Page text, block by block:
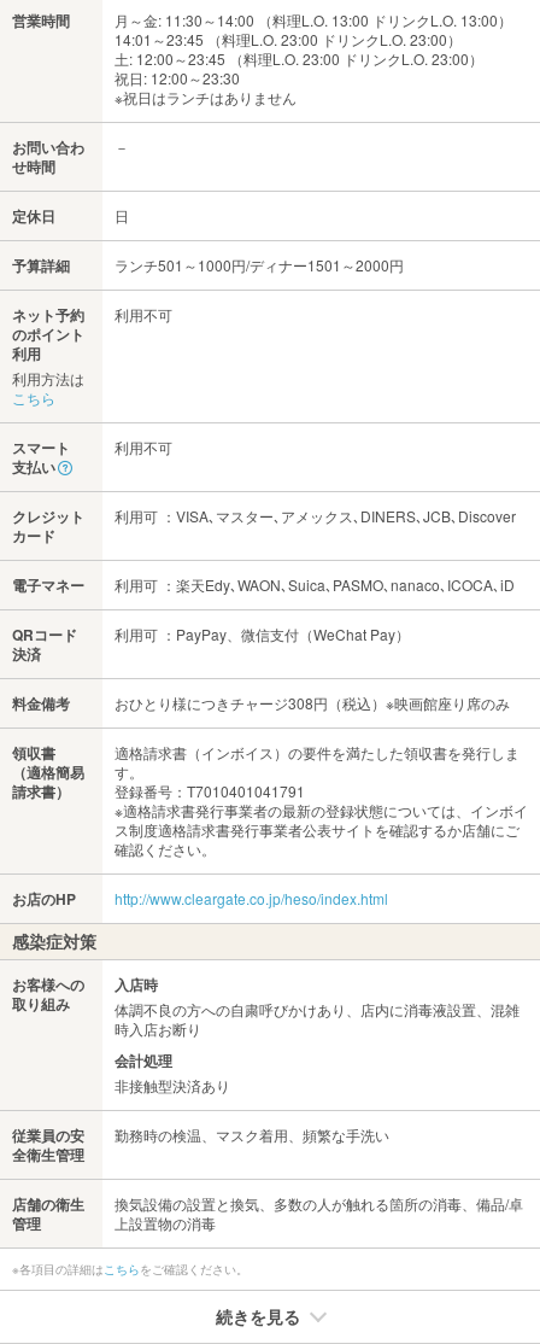
営業時間
月～金: 11:30～14:00 （料理L.O. 13:00 ドリンクL.O. 13:00）
14:01～23:45 （料理L.O. 23:00 ドリンクL.O. 23:00）
土: 12:00～23:45 （料理L.O. 23:00 ドリンクL.O. 23:00）
祝日: 12:00～23:30
※祝日はランチはありません
お問い合わ
せ時間
－
定休日 日
予算詳細 ランチ501～1000円/ディナー1501～2000円
ネット予約
のポイント
利用
利用方法は
こちら
利用不可
スマート
支払い
利用不可
クレジット
カード
利用可 ：VISA､マスター､アメックス､DINERS､JCB､Discover
電子マネー 利用可 ：楽天Edy､WAON､Suica､PASMO､nanaco､ICOCA､iD
QRコード
決済
利用可 ：PayPay、微信支付（WeChat Pay）
料金備考 おひとり様につきチャージ308円（税込）※映画館座り席のみ
領収書
（適格簡易
請求書）
適格請求書（インボイス）の要件を満たした領収書を発行しま
す。
登録番号：T7010401041791
※適格請求書発行事業者の最新の登録状態については、インボイ
ス制度適格請求書発行事業者公表サイトを確認するか店舗にご
確認ください。
お店のHP http://www.cleargate.co.jp/heso/index.html
感染症対策
お客様への
取り組み
入店時
体調不良の方への自粛呼びかけあり、店内に消毒液設置、混雑
時入店お断り
会計処理
非接触型決済あり
従業員の安
全衛生管理
勤務時の検温、マスク着用、頻繁な手洗い
店舗の衛生
管理
換気設備の設置と換気、多数の人が触れる箇所の消毒、備品/卓
上設置物の消毒
※各項目の詳細は こちらをご確認ください。
続きを見る